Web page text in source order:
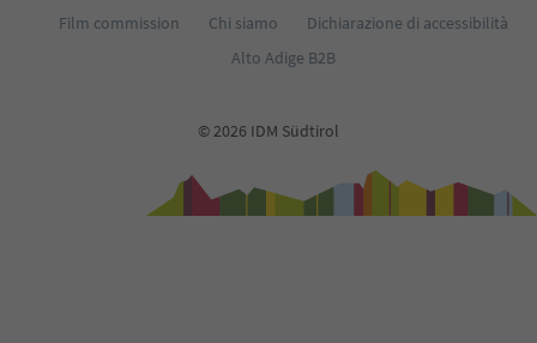
Film commission
Chi siamo
Dichiarazione di accessibilità
Alto Adige B2B
© 2026 IDM Südtirol